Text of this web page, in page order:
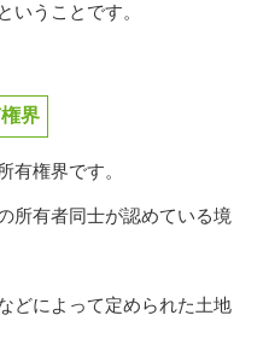
いうことです。
界
有権界です。
所有者同士が認めている境
どによって定められた土地